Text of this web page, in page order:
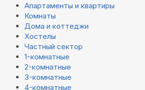
Апартаменты и квартиры
Комнаты
Дома и коттеджи
Хостелы
Частный сектор
1-комнатные
2-комнатные
3-комнатные
4-комнатные